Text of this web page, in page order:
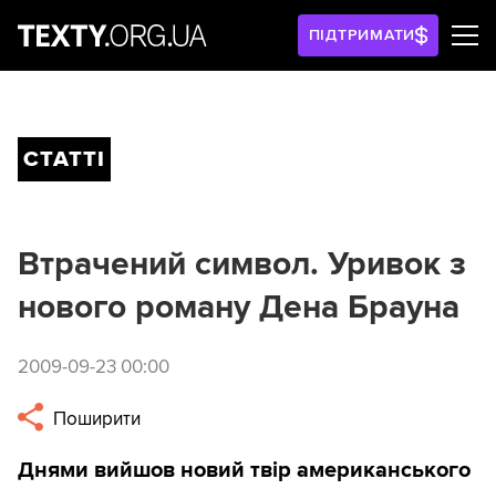
ПІДТРИМАТИ
СТАТТІ
Втрачений символ. Уривок з
нового роману Дена Брауна
2009-09-23 00:00
Поширити
Днями вийшов новий твір американського